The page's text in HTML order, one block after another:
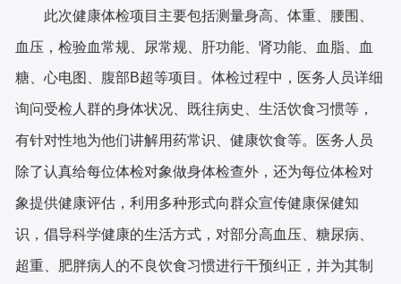
此次健康体检项目主要包括测量身高、体重、腰围、
血压，检验血常规、尿常规、肝功能、肾功能、血脂、血
糖、心电图、腹部B超等项目。体检过程中，医务人员详细
询问受检人群的身体状况、既往病史、生活饮食习惯等，
有针对性地为他们讲解用药常识、健康饮食等。医务人员
除了认真给每位体检对象做身体检查外，还为每位体检对
象提供健康评估，利用多种形式向群众宣传健康保健知
识，倡导科学健康的生活方式，对部分高血压、糖尿病、
超重、肥胖病人的不良饮食习惯进行干预纠正，并为其制